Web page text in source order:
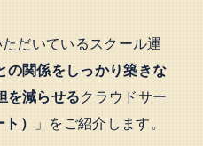
だいているスクール運
の関係をしっかり築きな
を減らせるクラウドサー
） 」をご紹介します。